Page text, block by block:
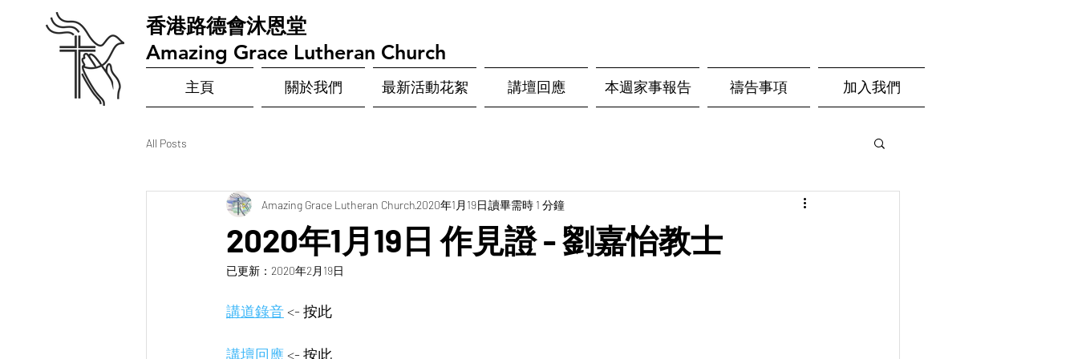
​香港路德會沐恩堂
Amazing Grace Lutheran Church
主頁 關於我們 最新活動花絮 講壇回應 本週家事報告 禱告事項 加入我們
All Posts
2020年1月19日 作見證 - 劉嘉怡教士
Amazing Grace Lutheran Church2020年1月19日讀畢需時 1 分鐘
已更新： 2020年2月19日
講道錄音<- 按此
講壇回應<- 按此